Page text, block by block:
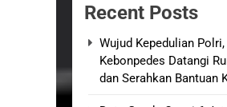
Empat Korban Kebakaran KMP
Recent Posts
Wujud Kepedulian
Kebonpedes Datangi
dan Serahkan Bantuan